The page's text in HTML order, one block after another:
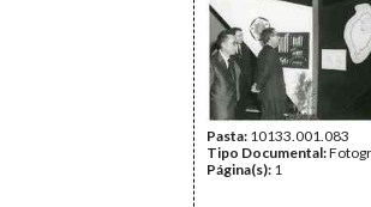
Pasta: 10133.001.083
Tipo Documental:
Página(s): 1